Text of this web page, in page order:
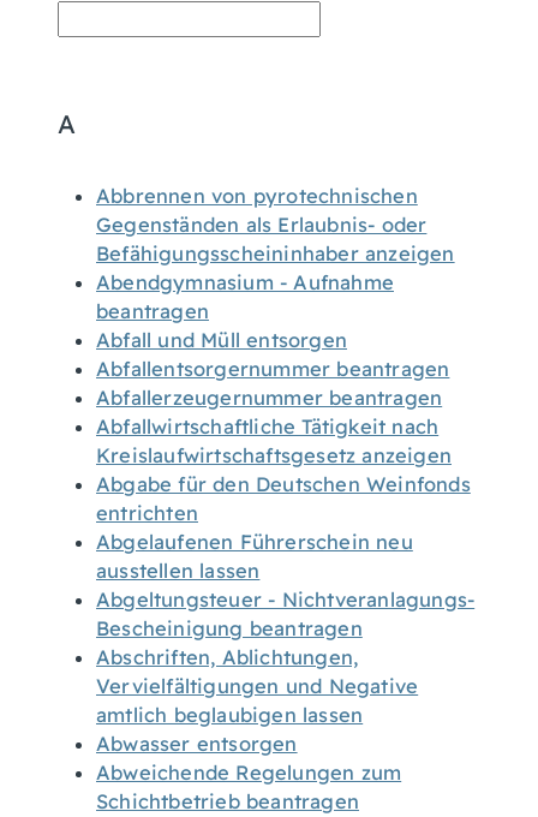
A
Abbrennen von pyrotechnischen
Gegenständen als Erlaubnis- oder
Befähigungsscheininhaber anzeigen
Abendgymnasium - Aufnahme
beantragen
Abfall und Müll entsorgen
Abfallentsorgernummer beantragen
Abfallerzeugernummer beantragen
Abfallwirtschaftliche Tätigkeit nach
Kreislaufwirtschaftsgesetz anzeigen
Abgabe für den Deutschen Weinfonds
entrichten
Abgelaufenen Führerschein neu
ausstellen lassen
Abgeltungsteuer - Nichtveranlagungs-
Bescheinigung beantragen
Abschriften, Ablichtungen,
Vervielfältigungen und Negative
amtlich beglaubigen lassen
Abwasser entsorgen
Abweichende Regelungen zum
Schichtbetrieb beantragen